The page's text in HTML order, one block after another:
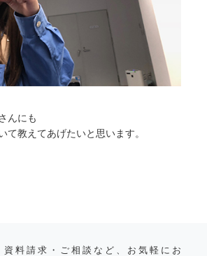
んにも
て教えてあげたいと思います。
料請求・ご相談など、お気軽にお